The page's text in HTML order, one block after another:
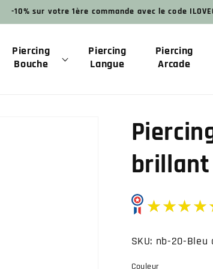
-10% sur votre 1ère commande avec le code
Piercing
Bouche
Piercing
Langue
Piercing
Arcade
brillant
SKU: nb-20-Bleu
Couleur